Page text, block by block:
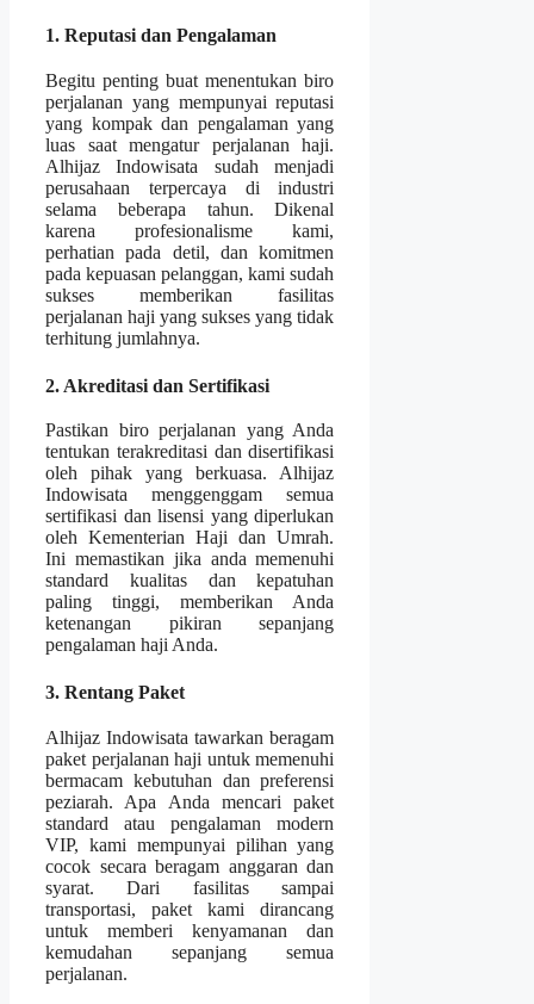
1. Reputasi dan Pengalaman
Begitu penting buat menentukan biro
perjalanan yang mempunyai reputasi
yang kompak dan pengalaman yang
luas saat mengatur perjalanan haji.
Alhijaz Indowisata sudah menjadi
perusahaan terpercaya di industri
selama beberapa tahun. Dikenal
karena profesionalisme kami,
perhatian pada detil, dan komitmen
pada kepuasan pelanggan, kami sudah
sukses memberikan fasilitas
perjalanan haji yang sukses yang tidak
terhitung jumlahnya.
2. Akreditasi dan Sertifikasi
Pastikan biro perjalanan yang Anda
tentukan terakreditasi dan disertifikasi
oleh pihak yang berkuasa. Alhijaz
Indowisata menggenggam semua
sertifikasi dan lisensi yang diperlukan
oleh Kementerian Haji dan Umrah.
Ini memastikan jika anda memenuhi
standard kualitas dan kepatuhan
paling tinggi, memberikan Anda
ketenangan pikiran sepanjang
pengalaman haji Anda.
3. Rentang Paket
Alhijaz Indowisata tawarkan beragam
paket perjalanan haji untuk memenuhi
bermacam kebutuhan dan preferensi
peziarah. Apa Anda mencari paket
standard atau pengalaman modern
VIP, kami mempunyai pilihan yang
cocok secara beragam anggaran dan
syarat. Dari fasilitas sampai
transportasi, paket kami dirancang
untuk memberi kenyamanan dan
kemudahan sepanjang semua
perjalanan.